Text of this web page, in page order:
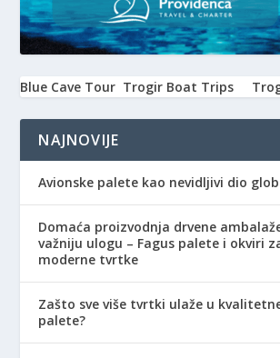
Blue Cave Tour Trogir Boat Trips
NAJNOVIJE
Avionske palete kao nevidljivi dio
Domaća proizvodnja drvene
važniju ulogu – Fagus palete i okviri
moderne tvrtke
Zašto sve više tvrtki ulaže u
palete?